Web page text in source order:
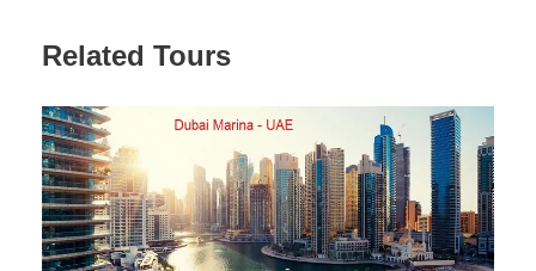
Related Tours